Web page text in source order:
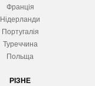
Франція
Нідерланди
Португалія
Туреччина
Польща
РІЗНЕ